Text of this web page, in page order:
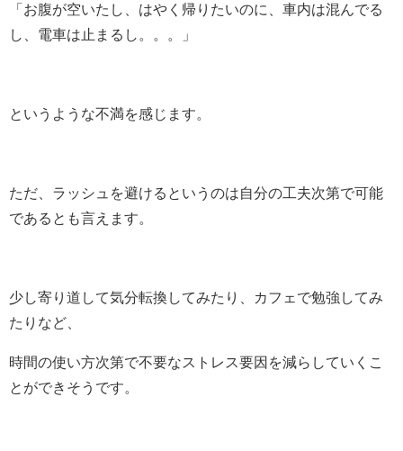
「お腹が空いたし、はやく帰りたいのに、車内は混んでる
し、電車は止まるし。。。」
というような不満を感じます。
ただ、ラッシュを避けるというのは自分の工夫次第で可能
であるとも言えます。
少し寄り道して気分転換してみたり、カフェで勉強してみ
たりなど、
時間の使い方次第で不要なストレス要因を減らしていくこ
とができそうです。